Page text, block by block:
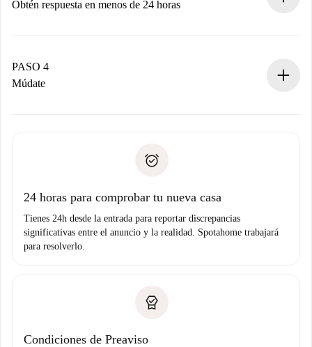
Obtén respuesta en menos de 24 horas
contacto con el propietario.
Si es rechazada: No te haremos ningún cargo y te
Prueba de solvencia
PASO 4
Múdate
no nos comunicas ningún problema.
24 horas para comprobar tu nueva casa
Tienes 24h desde la entrada para reportar discrepancias
significativas entre el anuncio y la realidad. Spotahome trabajará
para resolverlo.
Condiciones de Preaviso